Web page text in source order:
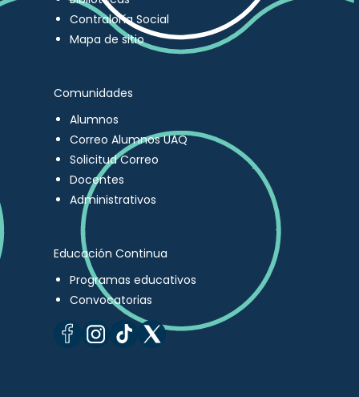
Contraloría Social
Mapa de sitio
Comunidades
Alumnos
Correo Alumnos UAQ
Solicitud Correo
Docentes
Administrativos
Educación Continua
Programas educativos
Convocatorias